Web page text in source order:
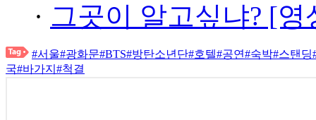
· 그곳이 알고싶냐? [
#서울#광화문#BTS#방탄소년단#호텔#공연#숙박#스탠딩
국#바가지 #척결